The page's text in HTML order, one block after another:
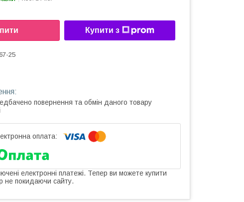
Купити з
25
повернення та обмін даного товару
електронні платежі. Тепер ви можете купити
не покидаючи сайту.